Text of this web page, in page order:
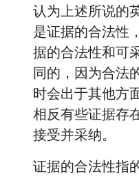
认为上述所说的
是证据的合法性
据的合法性和可
同的，因为合法
时会出于其他方
相反有些证据存
接受并采纳。
证据的合法性指